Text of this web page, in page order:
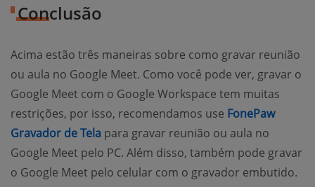
Conclusão
Acima estão três maneiras sobre como gravar reunião
ou aula no Google Meet. Como você pode ver, gravar o
Google Meet com o Google Workspace tem muitas
restrições, por isso, recomendamos use FonePaw
Gravador de Tela para gravar reunião ou aula no
Google Meet pelo PC. Além disso, também pode gravar
o Google Meet pelo celular com o gravador embutido.